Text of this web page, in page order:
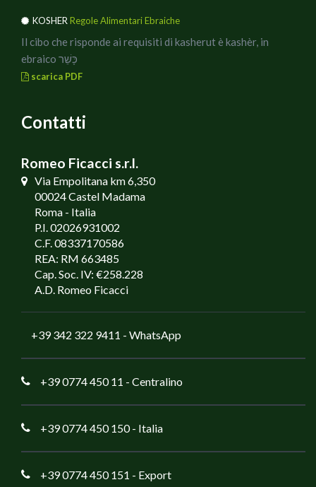
KOSHER Regole Alimentari Ebraiche
Il cibo che risponde ai requisiti di kasherut è kashèr, in
ebraico כָּשֵׁר
scarica PDF
Contatti
Romeo Ficacci s.r.l.
Via Empolitana km 6,350
00024 Castel Madama
Roma - Italia
P.I. 02026931002
C.F. 08337170586
REA: RM 663485
Cap. Soc. IV: €258.228
A.D. Romeo Ficacci
+39 342 322 9411 - WhatsApp
+39 0774 450 11 - Centralino
+39 0774 450 150- Italia
+39 0774 450 151 - Export